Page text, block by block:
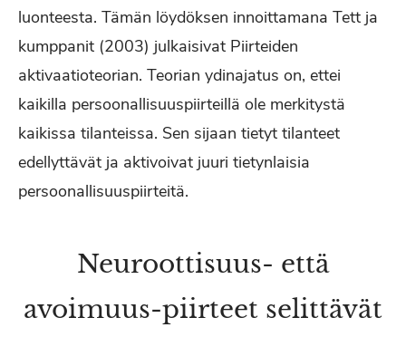
luonteesta. Tämän löydöksen innoittamana Tett ja
kumppanit (2003) julkaisivat Piirteiden
aktivaatioteorian. Teorian ydinajatus on, ettei
kaikilla persoonallisuuspiirteillä ole merkitystä
kaikissa tilanteissa. Sen sijaan tietyt tilanteet
edellyttävät ja aktivoivat juuri tietynlaisia
persoonallisuuspiirteitä.
Neuroottisuus- että
avoimuus-piirteet selittävät